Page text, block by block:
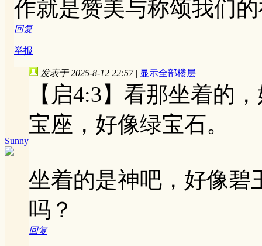
作就是赞美与称颂我们
回复
举报
Sunny
发表于 2025-8-12 22:57 | 显示全部楼层
【启4:3】看那坐着的
宝座，好像绿宝石。
坐着的是神吧，好像碧
吗？
回复